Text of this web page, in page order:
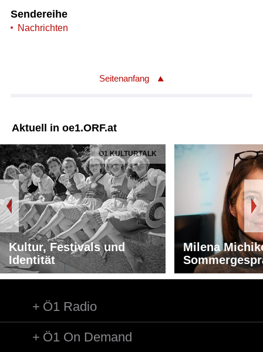
Sendereihe
Nachrichten
Seitenanfang
Aktuell in oe1.ORF.at
Ö1 KULTURTALK
Kultur, Festivals und
Identität
Milena
Ö1 Radio
Ö1 On Demand